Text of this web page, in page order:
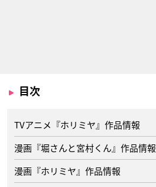
目次
TVアニメ『ホリミヤ』作品情報
漫画『堀さんと宮村くん』作品情報
漫画『ホリミヤ』作品情報